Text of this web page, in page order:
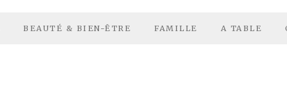
BEAUTÉ & BIEN-ÊTRE FAMILLE A TABLE